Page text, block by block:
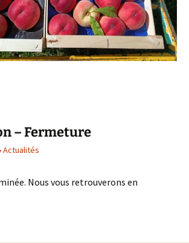
– Fermeture
Actualités
Nous vous retrouverons en